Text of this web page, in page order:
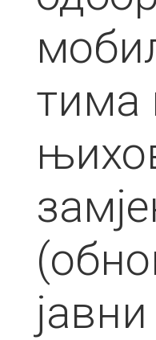
тима